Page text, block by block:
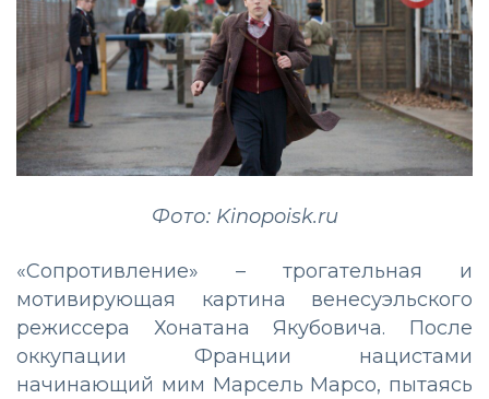
Фото: Kinopoisk.ru
«Сопротивление» – трогательная и
мотивирующая картина венесуэльского
режиссера Хонатана Якубовича. После
оккупации Франции нацистами
начинающий мим Марсель Марсо, пытаясь